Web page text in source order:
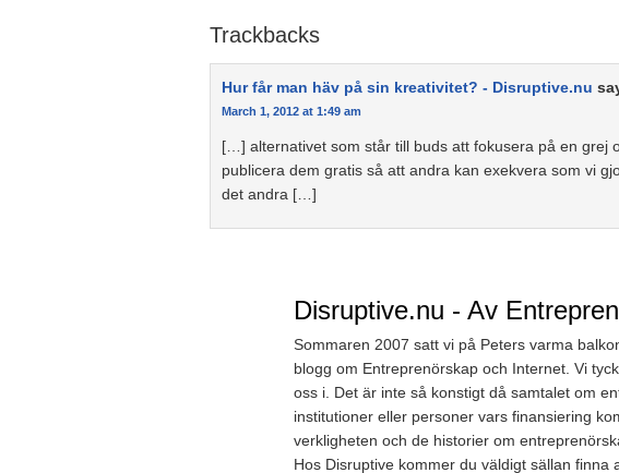
Trackbacks
Hur får man häv på sin kreativitet? - Disruptive.nu
March 1, 2012 at 1:49 am
[…] alternativet som står till buds att fokusera på en grej
publicera dem gratis så att andra kan exekvera som vi
det andra […]
Disruptive.nu - Av
Sommaren 2007 satt vi på Peters varma
blogg om Entreprenörskap och Internet. Vi
oss i. Det är inte så konstigt då samtalet om
institutioner eller personer vars finansiering
verkligheten och de historier om
Hos Disruptive kommer du väldigt sällan